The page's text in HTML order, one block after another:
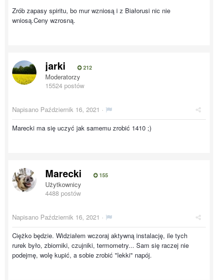
Zrób zapasy spiritu, bo mur wzniosą i z Białorusi nic nie
wniosą.Ceny wzrosną.
jarki 212
Moderatorzy
15524 postów
Napisano Październik 16, 2021 ·
Marecki ma się uczyć jak samemu zrobić 1410 ;)
Marecki 155
Użytkownicy
4488 postów
Napisano Październik 16, 2021 ·
Ciężko będzie. Widziałem wczoraj aktywną instalację, ile tych
rurek było, zbiorniki, czujniki, termometry... Sam się raczej nie
podejmę, wolę kupić, a sobie zrobić "lekki" napój.